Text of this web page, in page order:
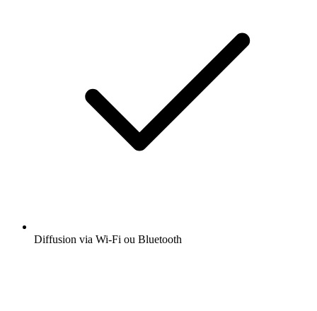
Diffusion via Wi-Fi ou Bluetooth